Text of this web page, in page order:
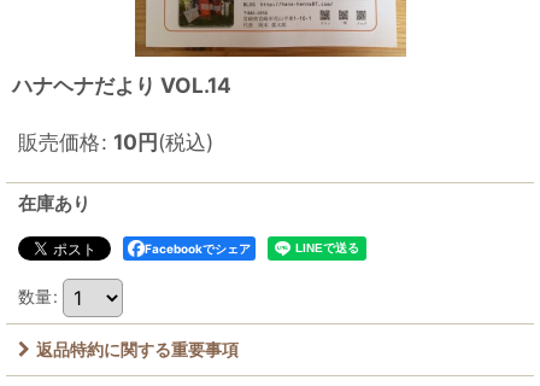
ハナヘナだより VOL.14
販売価格: 10円(税込)
在庫あり
Facebookでシェア
数量:
返品特約に関する重要事項